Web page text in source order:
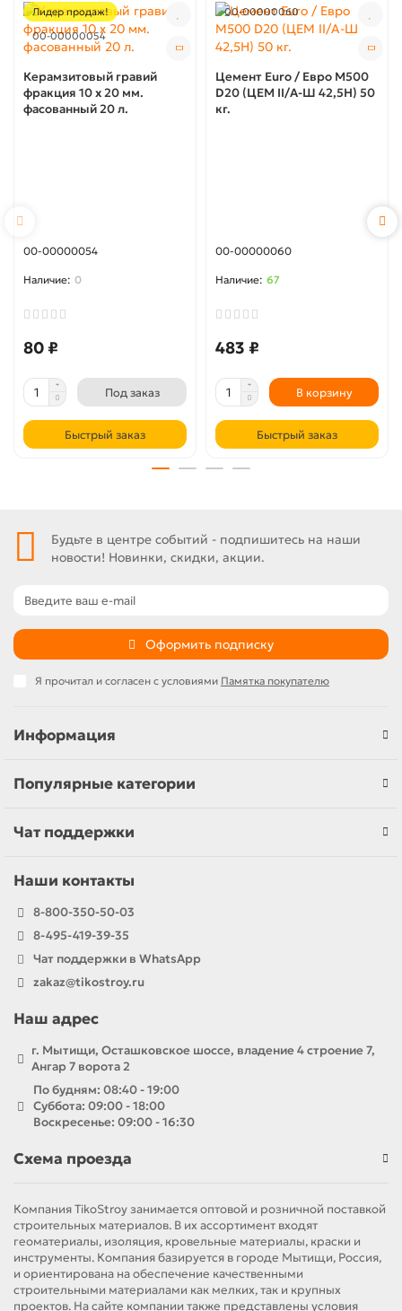
Лидер продаж!
00-00000054
Керамзитовый гравий
фракция 10 х 20 мм.
фасованный 20 л.
00-00000054
0
80 ₽
Под заказ
Быстрый заказ
00-00000060
Цемент Euro / Евро М500
D20 (ЦЕМ II/А-Ш 42,5Н) 50
кг.
00-00000060
67
483 ₽
В корзину
Быстрый заказ
Будьте в центре событий - подпишитесь на наши
новости! Новинки, скидки, акции.
Оформить подписку
Я прочитал и согласен с условиями Памятка покупателю
Информация
Популярные категории
Чат поддержки
Наши контакты
8-800-350-50-03
8-495-419-39-35
Чат поддержки в WhatsApp
zakaz@tikostroy.ru
Наш адрес
г. Мытищи, Осташковское шоссе, владение 4 строение 7,
Ангар 7 ворота 2
По будням: 08:40 - 19:00
Суббота: 09:00 - 18:00
Воскресенье: 09:00 - 16:30
Схема проезда
Компания TikoStroy занимается оптовой и розничной поставкой
строительных материалов. В их ассортимент входят
геоматериалы, изоляция, кровельные материалы, краски и
инструменты. Компания базируется в городе Мытищи, Россия,
и ориентирована на обеспечение качественными
строительными материалами как мелких, так и крупных
проектов. На сайте компании также представлены условия